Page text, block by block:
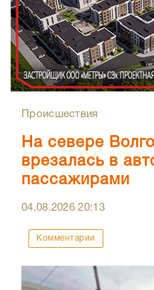
Происшествия
На севере
врезалась в
пассажирами
04.08.202620:13
Комментарии